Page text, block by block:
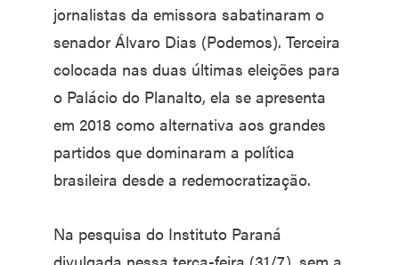
jornalistas da emissora sabatinaram o
senador Álvaro Dias (Podemos). Terceira
colocada nas duas últimas eleições para
o Palácio do Planalto, ela se apresenta
em 2018 como alternativa aos grandes
partidos que dominaram a política
brasileira desde a redemocratização.
Na pesquisa do Instituto Paraná